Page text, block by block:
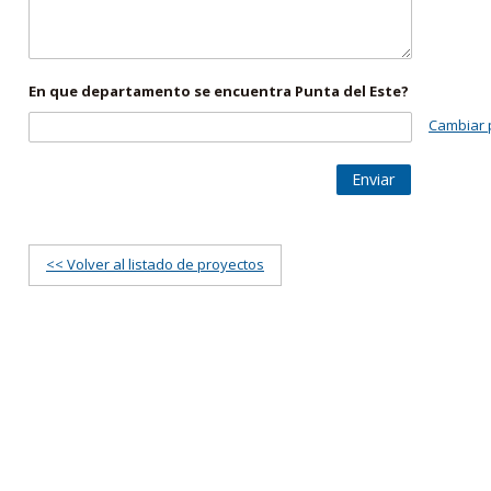
En que departamento se encuentra Punta del Este?
Cambiar
Enviar
<< Volver al listado de proyectos